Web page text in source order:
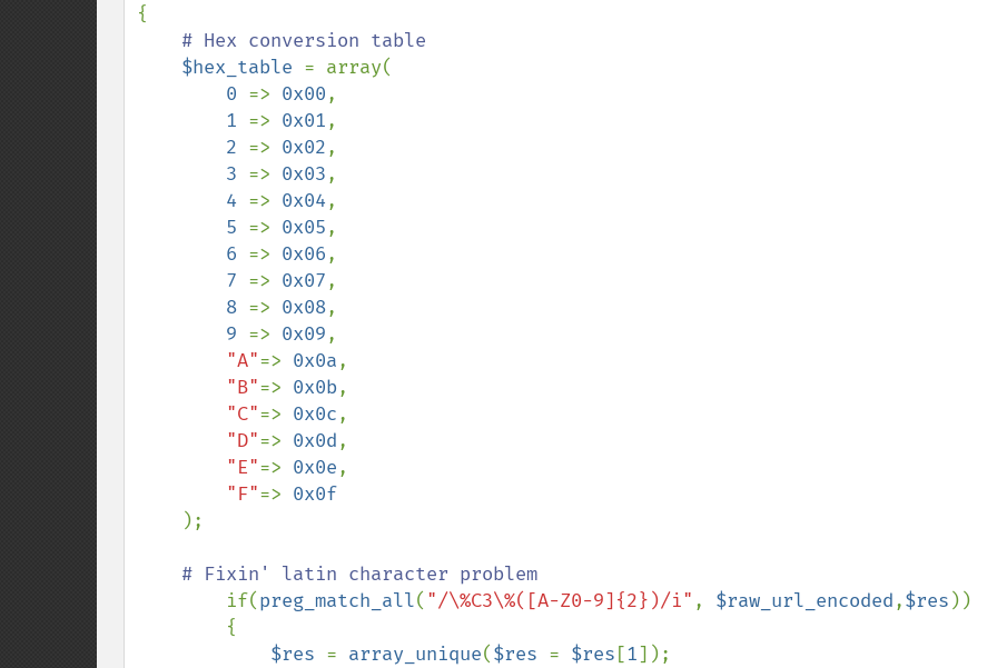
{
# Hex conversion table
$hex_table = array(
0 => 0x00,
1 => 0x01,
2 => 0x02,
3 => 0x03,
4 => 0x04,
5 => 0x05,
6 => 0x06,
7 => 0x07,
8 => 0x08,
9 => 0x09,
"A"=> 0x0a,
"B"=> 0x0b,
"C"=> 0x0c,
"D"=> 0x0d,
"E"=> 0x0e,
"F"=> 0x0f
);
# Fixin' latin character problem
if(preg_match_all( "/\%C3\%([A-Z0-9]{2})/i" , $raw_url_encoded,$res ))
$res = array_unique($res = $res [1]);